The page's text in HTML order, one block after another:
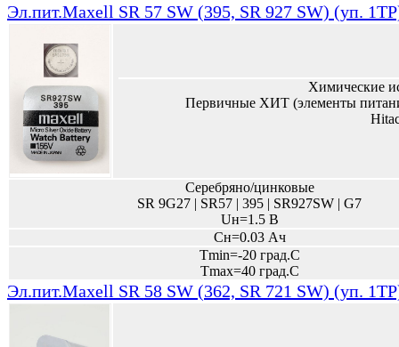
Эл.пит.Maxell SR 57 SW (395, SR 927 SW) (уп.
Химические
Первичные ХИТ (элементы
Серебряно/цинковые
SR 9G27 | SR57 | 395 | SR927SW | G7
Uн=1.5 В
Сн=0.03 Ач
Tmin=-20 град.С
Tmax=40 град.С
Эл.пит.Maxell SR 58 SW (362, SR 721 SW) (уп.